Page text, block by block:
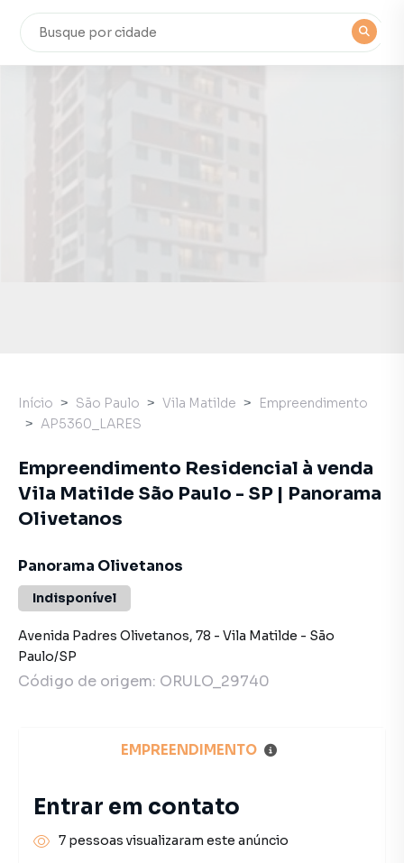
Início São Paulo Vila Matilde
Empreendimento
AP5360_LARES
Empreendimento Residencial à venda
Vila Matilde São Paulo - SP | Panorama
Olivetanos
Panorama Olivetanos
Indisponível
Avenida Padres Olivetanos, 78 - Vila Matilde - São
Paulo/SP
Código de origem: ORULO_29740
EMPREENDIMENTO
Entrar em contato
7 pessoas visualizaram este anúncio